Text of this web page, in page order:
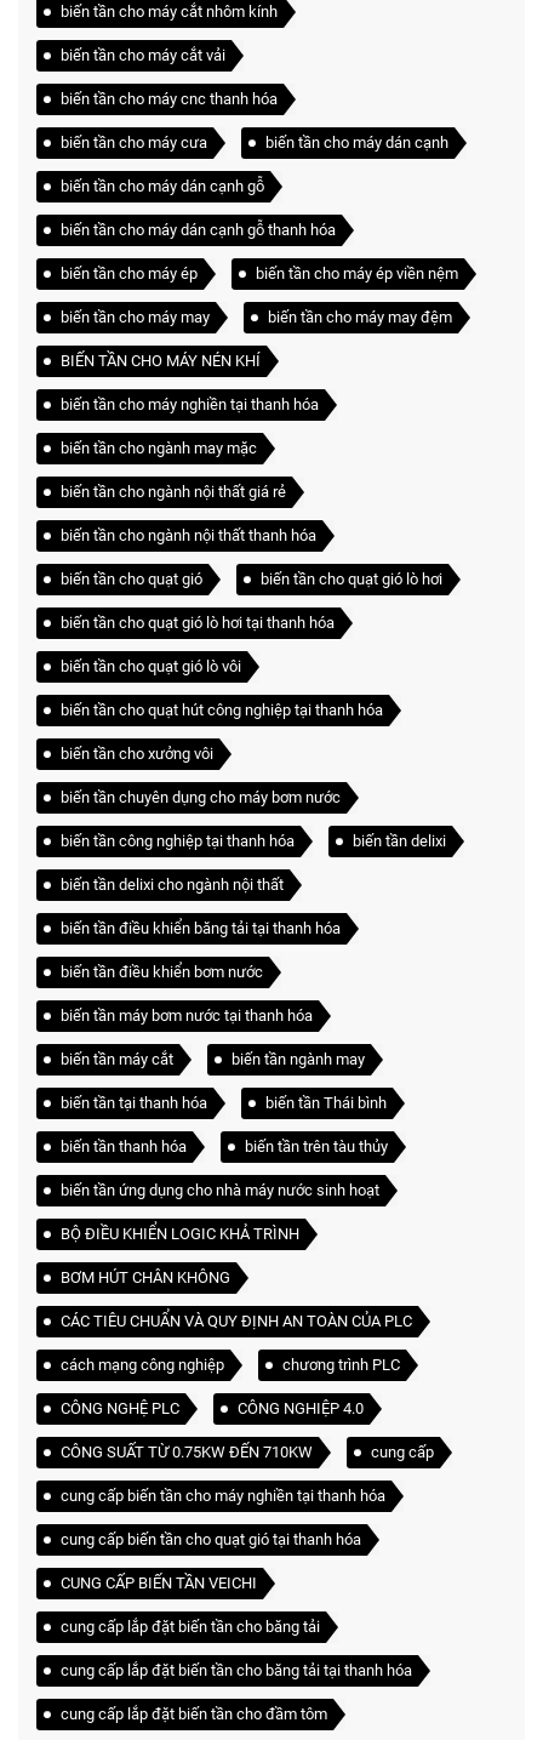
biến tần cho máy cắt nhôm kính
biến tần cho máy cắt vải
biến tần cho máy cnc thanh hóa
biến tần cho máy cưa biến tần cho máy dán cạnh
biến tần cho máy dán cạnh gỗ
biến tần cho máy dán cạnh gỗ thanh hóa
biến tần cho máy ép biến tần cho máy ép viền nệm
biến tần cho máy may biến tần cho máy may đệm
BIẾN TẦN CHO MÁY NÉN KHÍ
biến tần cho máy nghiền tại thanh hóa
biến tần cho ngành may mặc
biến tần cho ngành nội thất giá rẻ
biến tần cho ngành nội thất thanh hóa
biến tần cho quạt gió biến tần cho quạt gió lò hơi
biến tần cho quạt gió lò hơi tại thanh hóa
biến tần cho quạt gió lò vôi
biến tần cho quạt hút công nghiệp tại thanh hóa
biến tần cho xưởng vôi
biến tần chuyên dụng cho máy bơm nước
biến tần công nghiệp tại thanh hóa biến tần delixi
biến tần delixi cho ngành nội thất
biến tần điều khiển băng tải tại thanh hóa
biến tần điều khiển bơm nước
biến tần máy bơm nước tại thanh hóa
biến tần máy cắt biến tần ngành may
biến tần tại thanh hóa biến tần Thái bình
biến tần thanh hóa biến tần trên tàu thủy
biến tần ứng dụng cho nhà máy nước sinh hoạt
BỘ ĐIỀU KHIỂN LOGIC KHẢ TRÌNH
BƠM HÚT CHÂN KHÔNG
CÁC TIÊU CHUẨN VÀ QUY ĐỊNH AN TOÀN CỦA PLC
cách mạng công nghiệp chương trình PLC
CÔNG NGHỆ PLC CÔNG NGHIỆP 4.0
CÔNG SUẤT TỪ 0.75KW ĐẾN 710KW cung cấp
cung cấp biến tần cho máy nghiền tại thanh hóa
cung cấp biến tần cho quạt gió tại thanh hóa
CUNG CẤP BIẾN TẦN VEICHI
cung cấp lắp đặt biến tần cho băng tải
cung cấp lắp đặt biến tần cho băng tải tại thanh hóa
cung cấp lắp đặt biến tần cho đầm tôm